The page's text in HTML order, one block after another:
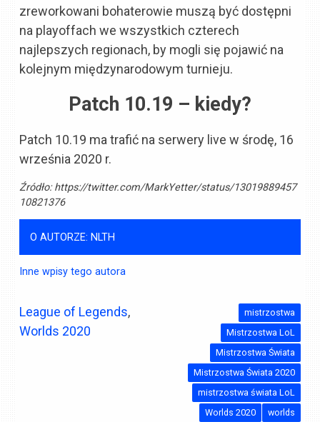
zreworkowani bohaterowie muszą być dostępni
na playoffach we wszystkich czterech
najlepszych regionach, by mogli się pojawić na
kolejnym międzynarodowym turnieju.
Patch 10.19 – kiedy?
Patch 10.19 ma trafić na serwery live w środę, 16
września 2020 r.
Źródło:https://twitter.com/MarkYetter/status/13019889457
10821376
O AUTORZE: NLTH
Inne wpisy tego autora
League of Legends,
Worlds 2020
mistrzostwa
Mistrzostwa LoL
Mistrzostwa Świata
Mistrzostwa Świata 2020
mistrzostwa świata LoL
worlds
Worlds 2020